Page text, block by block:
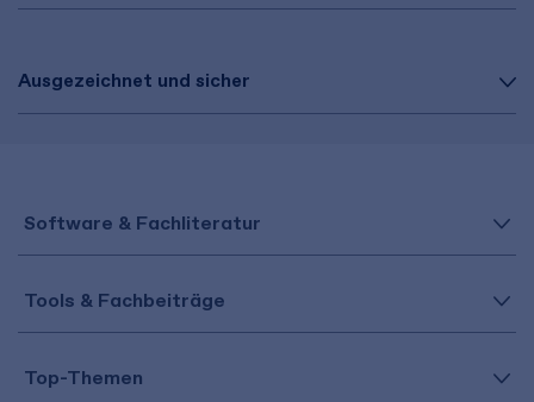
Ausgezeichnet und sicher
Software & Fachliteratur
Tools & Fachbeiträge
Top-Themen